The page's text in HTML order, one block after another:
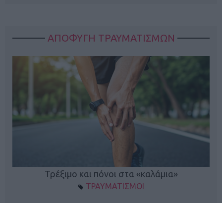
ΑΠΟΦΥΓΗ ΤΡΑΥΜΑΤΙΣΜΩΝ
Τρέξιμο και πόνοι στα «καλάμια»
ΤΡΑΥΜΑΤΙΣΜΟΙ